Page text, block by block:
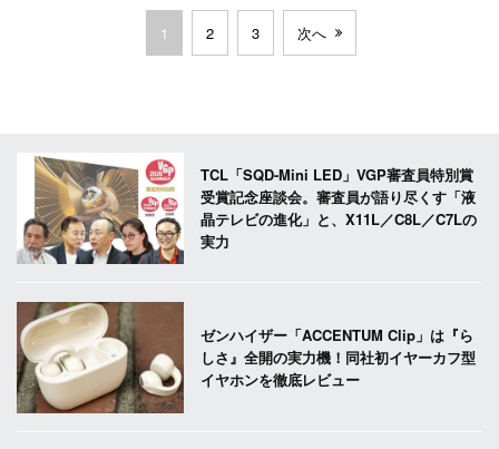
1 2 3 次へ
TCL「SQD-Mini LED」VGP審査員特別賞
受賞記念座談会。審査員が語り尽くす「液
晶テレビの進化」と、X11L／C8L／C7Lの
実力
ゼンハイザー「ACCENTUM Clip」は『ら
しさ』全開の実力機！同社初イヤーカフ型
イヤホンを徹底レビュー